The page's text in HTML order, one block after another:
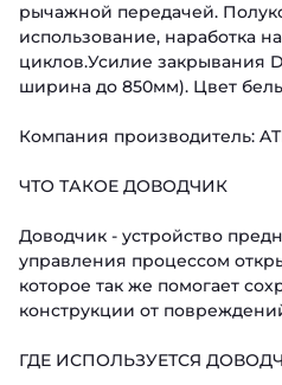
рычажной передачей.
использование, наработка
циклов.Усилие закрывания
ширина до 850мм). Цвет
Компания производитель:
ЧТО ТАКОЕ ДОВОДЧИК
Доводчик - устройство
управления процессом
которое так же помогает
конструкции от
ГДЕ ИСПОЛЬЗУЕТСЯ